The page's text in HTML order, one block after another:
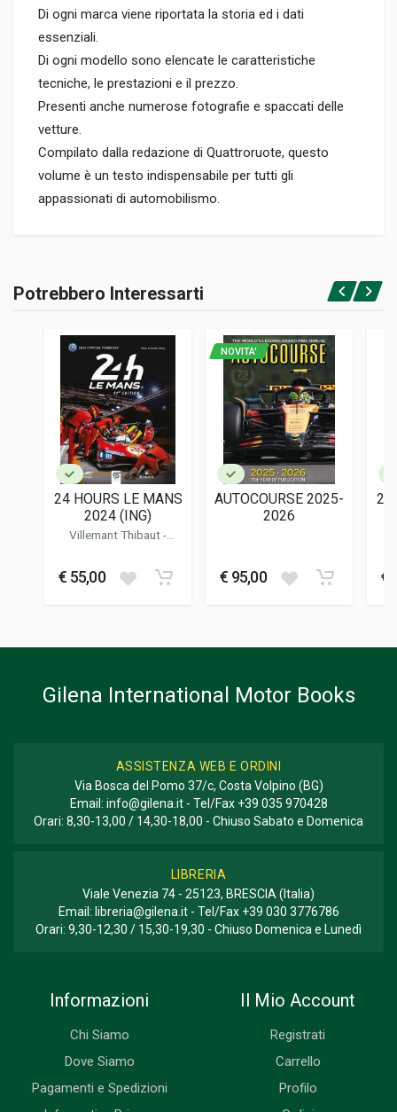
Di ogni marca viene riportata la storia ed i dati
essenziali.
Di ogni modello sono elencate le caratteristiche
tecniche, le prestazioni e il prezzo.
Presenti anche numerose fotografie e spaccati delle
vetture.
Compilato dalla redazione di Quattroruote, questo
volume è un testo indispensabile per tutti gli
appassionati di automobilismo.
Rilegato
LINGUA DEL TESTO
DATA DI STAMPA
02/1975
14 x 20 x 4 cm
Informazioni aggiuntive
Accedi o registrati
Potrebbero Interessarti
24 HOURS LE MANS
2024 (ING)
Villemant Thibaut-
€ 55,00
NOVITA'
AUTOCOURSE 2025-
2026
€ 95,00
24
€
Gilena International Motor Books
ASSISTENZA WEB E ORDINI
Via Bosca del Pomo 37/c, Costa Volpino (BG)
Email: info@gilena.it- Tel/Fax +39 035 970428
Orari: 8,30-13,00 / 14,30-18,00 - Chiuso Sabato e Domenica
LIBRERIA
Viale Venezia 74 - 25123, BRESCIA (Italia)
Email: libreria@gilena.it- Tel/Fax +39 030 3776786
Orari: 9,30-12,30 / 15,30-19,30 - Chiuso Domenica e Lunedì
Informazioni
Chi Siamo
Dove Siamo
Pagamenti e Spedizioni
Il Mio Account
Registrati
Carrello
Profilo